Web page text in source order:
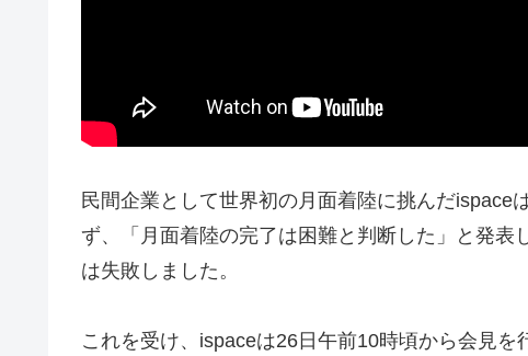
民間企業として世界初の月面着陸に挑んだispace
ず、「月面着陸の完了は困難と判断した」と発
は失敗しました。
これを受け、ispaceは26日午前10時頃から会見を